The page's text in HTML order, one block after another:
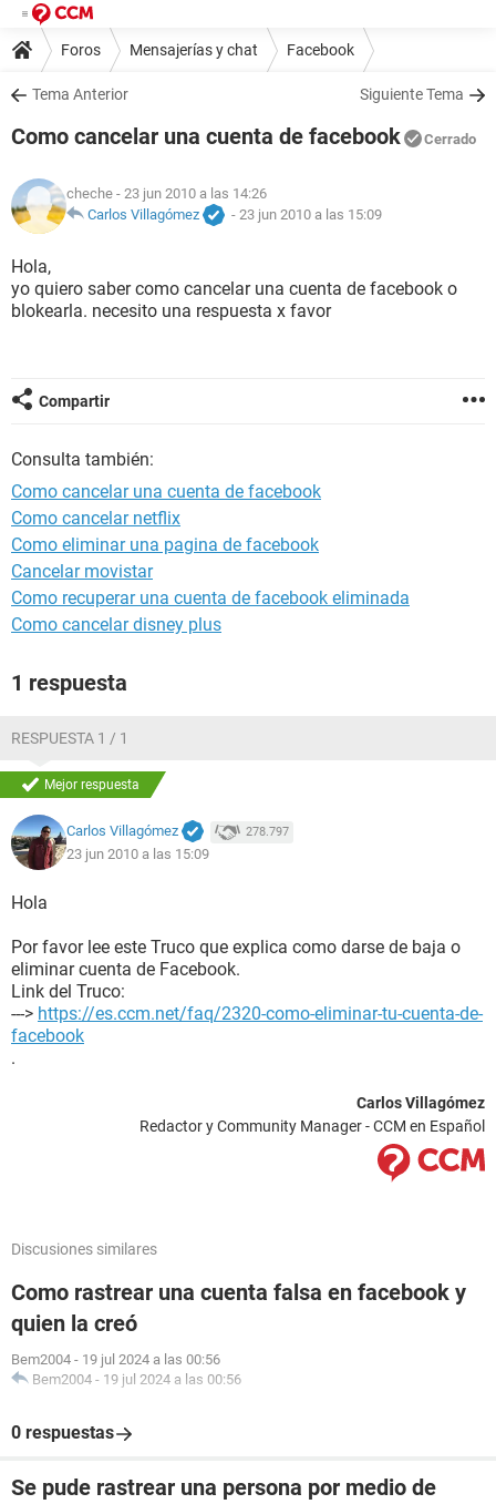
Foros Mensajerías y chat Facebook
Tema Anterior Siguiente Tema
Como cancelar una cuenta de facebook Cerrado
cheche - 23 jun 2010 a las 14:26
Carlos Villagómez
- 23 jun 2010 a las 15:09
Hola,
yo quiero saber como cancelar una cuenta de facebook o
blokearla. necesito una respuesta x favor
Compartir
Consulta también:
Como cancelar una cuenta de facebook
Como cancelar netflix
Como eliminar una pagina de facebook
Cancelar movistar
Como recuperar una cuenta de facebook eliminada
Como cancelar disney plus
1 respuesta
RESPUESTA 1 / 1
Mejor respuesta
Carlos Villagómez 278.797
23 jun 2010 a las 15:09
Hola
Por favor lee este Truco que explica como darse de baja o
eliminar cuenta de Facebook.
Link del Truco:
---> https://es.ccm.net/faq/2320-como-eliminar-tu-cuenta-de-
facebook
.
Carlos Villagómez
Redactor y Community Manager - CCM en Español
Discusiones similares
Como rastrear una cuenta falsa en facebook y
quien la creó
Bem2004 - 19 jul 2024 a las 00:56
Bem2004 - 19 jul 2024 a las 00:56
0 respuestas
Se pude rastrear una persona por medio de